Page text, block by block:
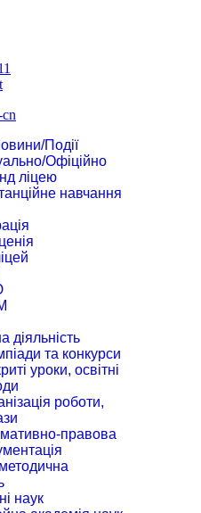
Події
Офіційно
ліцею
навчання
діяльність
та конкурси
уроки, освітні
роботи,
правова
наук